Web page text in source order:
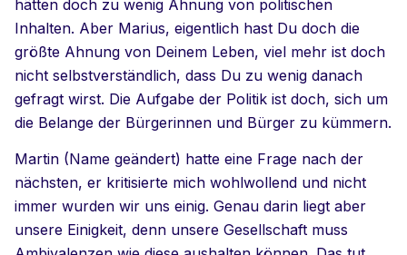
hätten doch zu wenig Ahnung von politischen
Inhalten. Aber Marius, eigentlich hast Du doch die
größte Ahnung von Deinem Leben, viel mehr ist doch
nicht selbstverständlich, dass Du zu wenig danach
gefragt wirst. Die Aufgabe der Politik ist doch, sich um
die Belange der Bürgerinnen und Bürger zu kümmern.
Martin (Name geändert) hatte eine Frage nach der
nächsten, er kritisierte mich wohlwollend und nicht
immer wurden wir uns einig. Genau darin liegt aber
unsere Einigkeit, denn unsere Gesellschaft muss